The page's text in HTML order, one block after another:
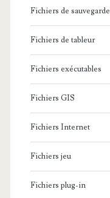
Fichiers de sauvegarde
Fichiers de tableur
Fichiers exécutables
Fichiers GIS
Fichiers Internet
Fichiers jeu
Fichiers plug-in